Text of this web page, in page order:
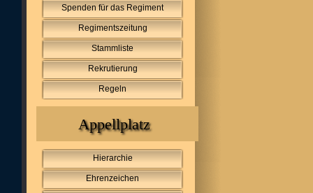
Spenden für das Regiment
Regimentszeitung
Stammliste
Rekrutierung
Regeln
Appellplatz
Hierarchie
Ehrenzeichen